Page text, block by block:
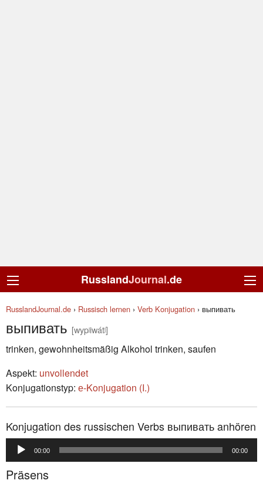
RusslandJournal.de
RusslandJournal.de › Russisch lernen › Verb Konjugation › выпивать
выпивать [wypʲiwátʲ]
trinken, gewohnheitsmäßig Alkohol trinken, saufen
Aspekt: unvollendet
Konjugationstyp: е-Konjugation (I.)
Konjugation des russischen Verbs выпивать anhören
Audio-
Player
00:00 00:00
Präsens